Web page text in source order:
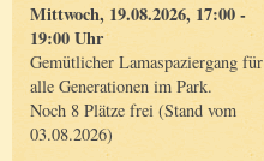
Mittwoch, 19.08.2026, 17:00 -
19:00 Uhr
Gemütlicher Lamaspaziergang für
alle Generationen im Park.
Noch 8 Plätze frei (Stand vom
03.08.2026)